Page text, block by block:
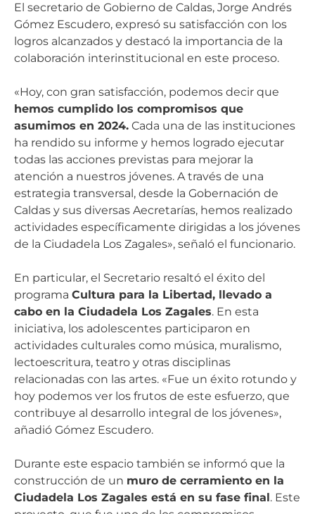
El secretario de Gobierno de Caldas, Jorge Andrés
Gómez Escudero, expresó su satisfacción con los
logros alcanzados y destacó la importancia de la
colaboración interinstitucional en este proceso.
«Hoy, con gran satisfacción, podemos decir que
hemos cumplido los compromisos que
asumimos en 2024. Cada una de las instituciones
ha rendido su informe y hemos logrado ejecutar
todas las acciones previstas para mejorar la
atención a nuestros jóvenes. A través de una
estrategia transversal, desde la Gobernación de
Caldas y sus diversas Aecretarías, hemos realizado
actividades específicamente dirigidas a los jóvenes
de la Ciudadela Los Zagales», señaló el funcionario.
En particular, el Secretario resaltó el éxito del
programa Cultura para la Libertad, llevado a
cabo en la Ciudadela Los Zagales. En esta
iniciativa, los adolescentes participaron en
actividades culturales como música, muralismo,
lectoescritura, teatro y otras disciplinas
relacionadas con las artes. «Fue un éxito rotundo y
hoy podemos ver los frutos de este esfuerzo, que
contribuye al desarrollo integral de los jóvenes»,
añadió Gómez Escudero.
Durante este espacio también se informó que la
construcción de un muro de cerramiento en la
Ciudadela Los Zagales está en su fase final. Este